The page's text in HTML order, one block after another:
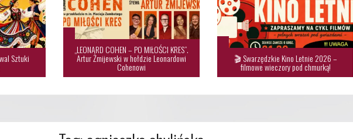
Sztuki
„LEONARD COHEN – PO MIŁOŚCI KRES”.
Artur Żmijewski w hołdzie Leonardowi
Cohenowi
🎬 Swarzędzkie Kino Letnie 2026 –
filmowe wieczory pod chmurką!